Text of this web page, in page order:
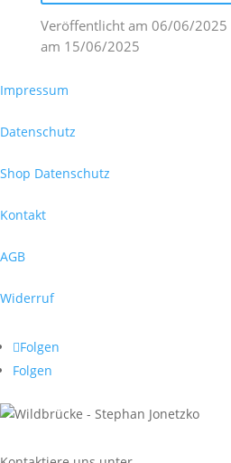
Veröffentlicht am 06/06/2025
am 15/06/2025
Impressum
Datenschutz
Shop Datenschutz
Kontakt
AGB
Widerruf
Folgen
Folgen